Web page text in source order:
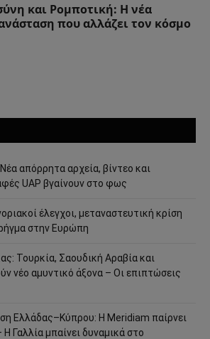
και Ρομποτική: Η νέα
που αλλάζει τον κόσμο
απόρρητα αρχεία, βίντεο και
UAP βγαίνουν στο φως
έλεγχοι, μεταναστευτική κρίση
στην Ευρώπη
Τουρκία, Σαουδική Αραβία και
νέο αμυντικό άξονα – Οι επιπτώσεις
Ελλάδας–Κύπρου: Η Meridiam παίρνει
Γαλλία μπαίνει δυναμικά στο